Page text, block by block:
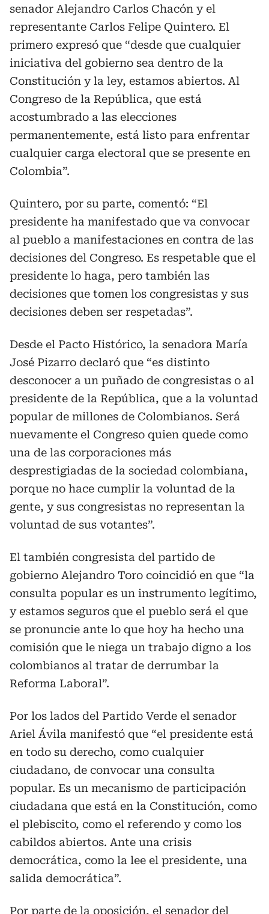
senador Alejandro Carlos Chacón y el
representante Carlos Felipe Quintero. El
primero expresó que “desde que cualquier
iniciativa del gobierno sea dentro de la
Constitución y la ley, estamos abiertos. Al
Congreso de la República, que está
acostumbrado a las elecciones
permanentemente, está listo para enfrentar
cualquier carga electoral que se presente en
Colombia”.
Quintero, por su parte, comentó: “El
presidente ha manifestado que va convocar
al pueblo a manifestaciones en contra de las
decisiones del Congreso. Es respetable que el
presidente lo haga, pero también las
decisiones que tomen los congresistas y sus
decisiones deben ser respetadas”.
Desde el Pacto Histórico, la senadora María
José Pizarro declaró que “es distinto
desconocer a un puñado de congresistas o al
presidente de la República, que a la voluntad
popular de millones de Colombianos. Será
nuevamente el Congreso quien quede como
una de las corporaciones más
desprestigiadas de la sociedad colombiana,
porque no hace cumplir la voluntad de la
gente, y sus congresistas no representan la
voluntad de sus votantes”.
El también congresista del partido de
gobierno Alejandro Toro coincidió en que “la
consulta popular es un instrumento legítimo,
y estamos seguros que el pueblo será el que
se pronuncie ante lo que hoy ha hecho una
comisión que le niega un trabajo digno a los
colombianos al tratar de derrumbar la
Reforma Laboral”.
Por los lados del Partido Verde el senador
Ariel Ávila manifestó que “el presidente está
en todo su derecho, como cualquier
ciudadano, de convocar una consulta
popular. Es un mecanismo de participación
ciudadana que está en la Constitución, como
el plebiscito, como el referendo y como los
cabildos abiertos. Ante una crisis
democrática, como la lee el presidente, una
salida democrática”.
Por parte de la oposición, el senador del